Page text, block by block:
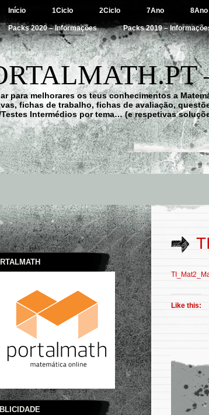
Início 1Ciclo 2Ciclo 7Ano 8Ano
Packs 2020 – Informações Packs 2019 –
para melhorares os teus conhecimentos a
fichas de trabalho, fichas de avaliação,
Testes Intermédios por tema… (e respetivas
Like this: